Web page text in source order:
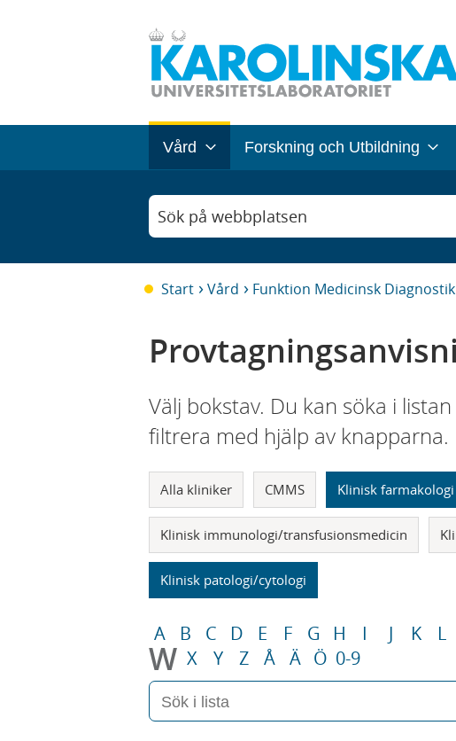
Vård Forskning och Utbildning
Sök på webbplatsen
Start Vård Funktion Medicinsk
Välj bokstav. Du kan söka i
filtrera med hjälp av knapparna.
Alla kliniker CMMS Klinisk farmakologi
Klinisk immunologi/transfusionsmedicin
Klinisk patologi/cytologi
A B C D E F G H I J K L
W X Y Z Å Ä Ö 0-9